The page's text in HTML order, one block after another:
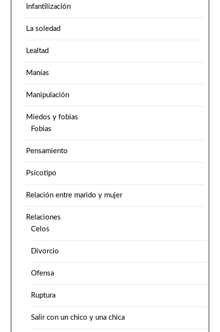
Infantilización
La soledad
Lealtad
Manías
Manipulación
Miedos y fobias
Fobias
Pensamiento
Psicotipo
Relación entre marido y mujer
Relaciones
Celos
Divorcio
Ofensa
Ruptura
Salir con un chico y una chica